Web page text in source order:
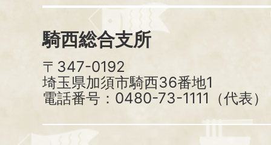
騎西総合支所
〒347-0192
埼玉県加須市騎西36番地1
電話番号：0480-73-1111（代表）